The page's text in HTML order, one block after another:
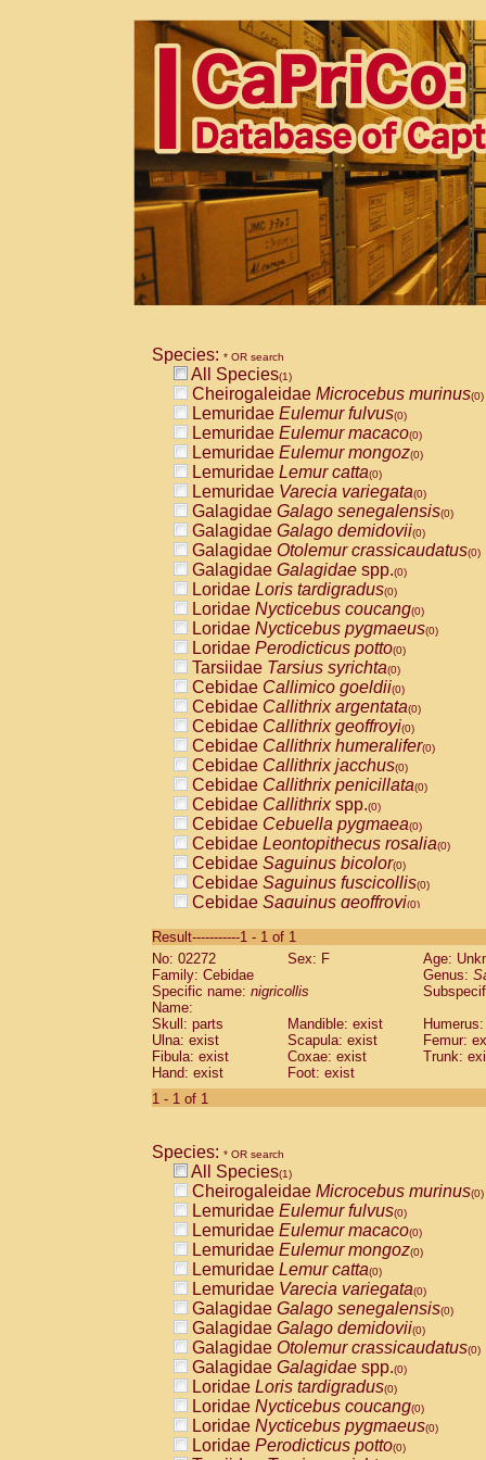
Species: * OR search
All Species(1)
Cheirogaleidae Microcebus murinus(0)
Lemuridae Eulemur fulvus(0)
Lemuridae Eulemur macaco(0)
Lemuridae Eulemur mongoz(0)
Lemuridae Lemur catta(0)
Lemuridae Varecia variegata(0)
Galagidae Galago senegalensis(0)
Galagidae Galago demidovii(0)
Galagidae Otolemur crassicaudatus(0)
Galagidae Galagidae spp.(0)
Loridae Loris tardigradus(0)
Loridae Nycticebus coucang(0)
Loridae Nycticebus pygmaeus(0)
Loridae Perodicticus potto(0)
Tarsiidae Tarsius syrichta(0)
Cebidae Callimico goeldii(0)
Cebidae Callithrix argentata(0)
Cebidae Callithrix geoffroyi(0)
Cebidae Callithrix humeralifer(0)
Cebidae Callithrix jacchus(0)
Cebidae Callithrix penicillata(0)
Cebidae Callithrixspp.(0)
Cebidae Cebuella pygmaea(0)
Cebidae Leontopithecus rosalia(0)
Cebidae Saguinus bicolor(0)
Cebidae Saguinus fuscicollis(0)
Cebidae Saguinus geoffroyi(0)
CebidaeSaguinus labiatus(0)
Cebidae Saguinus leucopus (0)
Cebidae
CebidaeSaguinus mystax
Cebidae Saguinus nigricollis (1)
Cebidae Saguinus oedipus
Cebidae Saguinus weddelli
Cebidae Saguinusspp.
Cebidae
CebidaeCebus capucinus
CebidaeCebus nigrivittatus
CebidaeCebus spp.(0)
CebidaeSaimiri boliviensis(0)
CebidaeSaimiri sciureus(0)
AtelidaeAlouatta caraya(0)
AtelidaeAlouatta fusca(0)
AtelidaeAlouatta seniculus(0)
AtelidaeAlouattaspp.(0)
AtelidaeAteles belzebuth(0)
AtelidaeAteles geoffroyi(0)
AtelidaeAteles paniscus(0)
AtelidaeAtelesspp.(0)
AtelidaeLagothrix lagothricha(0)
AtelidaeLagothrix lagothricha cana
PitheciidaeCacajao calvus
Result-----------1 - 1 of 1
No: 02272
Sex: F
Age:
Family: Cebidae
Genus:
Specific name: nigricollis
Name:
Skull: parts
Mandible: exist
Ulna: exist
Scapula: exist
Femur:
Fibula: exist
Coxae: exist
Trunk:
Hand: exist
Foot: exist
1 - 1 of 1
Species: * OR search
All Species(1)
Cheirogaleidae Microcebus murinus(0)
Lemuridae Eulemur fulvus(0)
Lemuridae Eulemur macaco(0)
Lemuridae Eulemur mongoz(0)
Lemuridae Lemur catta(0)
Lemuridae Varecia variegata(0)
Galagidae Galago senegalensis(0)
Galagidae Galago demidovii(0)
Galagidae Otolemur crassicaudatus(0)
Galagidae Galagidae spp.(0)
Loridae Loris tardigradus(0)
Loridae Nycticebus coucang(0)
Loridae Nycticebus pygmaeus(0)
Loridae Perodicticus potto(0)